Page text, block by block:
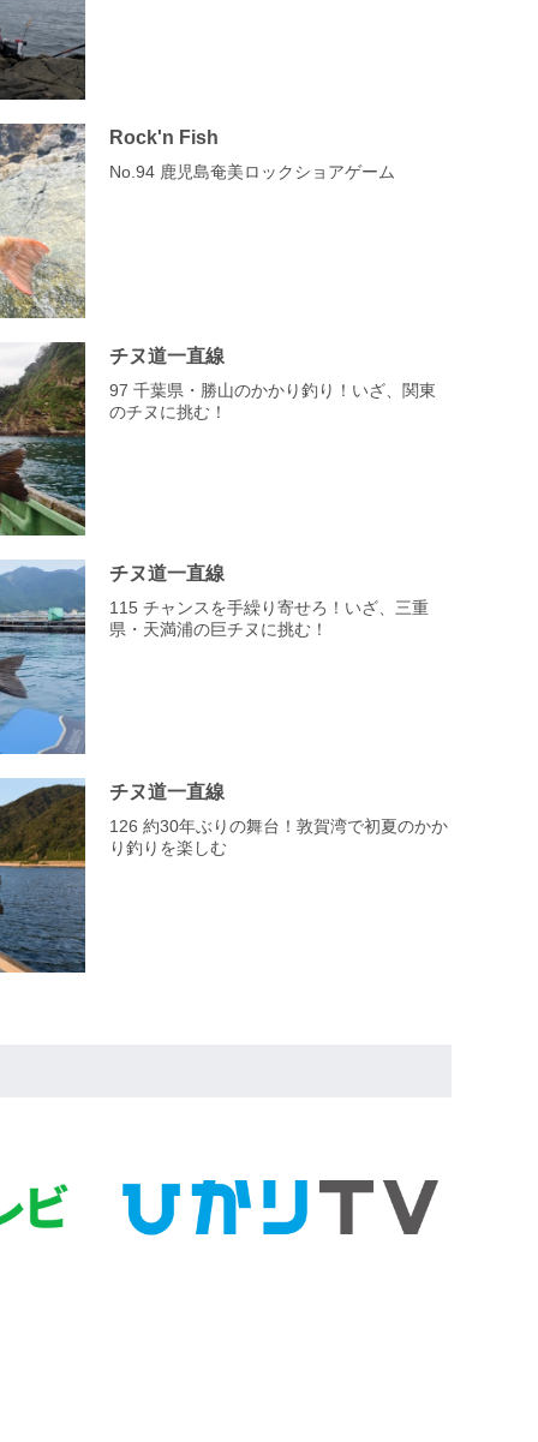
Rock'n Fish
No.94 鹿児島奄美ロックショアゲーム
チヌ道一直線
97 千葉県・勝山のかかり釣り！いざ、関東
のチヌに挑む！
チヌ道一直線
115 チャンスを手繰り寄せろ！いざ、三重
県・天満浦の巨チヌに挑む！
チヌ道一直線
126 約30年ぶりの舞台！敦賀湾で初夏のかか
り釣りを楽しむ